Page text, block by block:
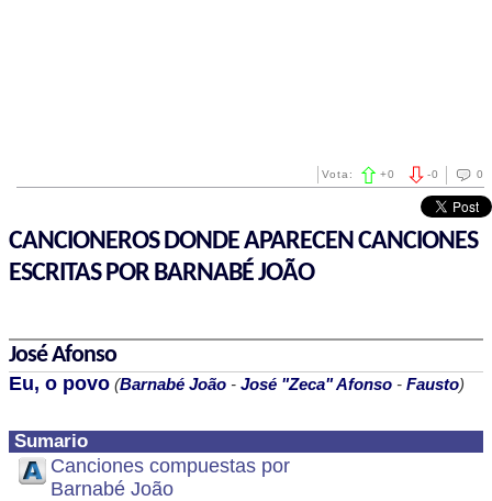
0
-0
Vota: +0
CANCIONEROS DONDE APARECEN CANCIONES
ESCRITAS POR BARNABÉ JOÃO
Sumario
Canciones compuestas por
Barnabé João
José Afonso
Eu, o povo (Barnabé João - José "Zeca" Afonso - Fausto)